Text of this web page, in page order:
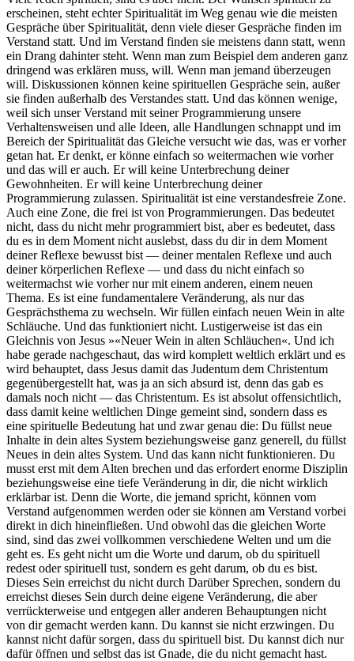
erscheinen, steht echter Spiritualität im Weg genau wie die meisten
Gespräche über Spiritualität, denn viele dieser Gespräche finden im
Verstand statt. Und im Verstand finden sie meistens dann statt, wenn
ein Drang dahinter steht. Wenn man zum Beispiel dem anderen ganz
dringend was erklären muss, will. Wenn man jemand überzeugen
will. Diskussionen können keine spirituellen Gespräche sein, außer
sie finden außerhalb des Verstandes statt. Und das können wenige,
weil sich unser Verstand mit seiner Programmierung unsere
Verhaltensweisen und alle Ideen, alle Handlungen schnappt und im
Bereich der Spiritualität das Gleiche versucht wie das, was er vorher
getan hat. Er denkt, er könne einfach so weitermachen wie vorher
und das will er auch. Er will keine Unterbrechung deiner
Gewohnheiten. Er will keine Unterbrechung deiner
Programmierung zulassen. Spiritualität ist eine verstandesfreie Zone.
Auch eine Zone, die frei ist von Programmierungen. Das bedeutet
nicht, dass du nicht mehr programmiert bist, aber es bedeutet, dass
du es in dem Moment nicht auslebst, dass du dir in dem Moment
deiner Reflexe bewusst bist — deiner mentalen Reflexe und auch
deiner körperlichen Reflexe — und dass du nicht einfach so
weitermachst wie vorher nur mit einem anderen, einem neuen
Thema. Es ist eine fundamentalere Veränderung, als nur das
Gesprächsthema zu wechseln. Wir füllen einfach neuen Wein in alte
Schläuche. Und das funktioniert nicht. Lustigerweise ist das ein
Gleichnis von Jesus »«Neuer Wein in alten Schläuchen«. Und ich
habe gerade nachgeschaut, das wird komplett weltlich erklärt und es
wird behauptet, dass Jesus damit das Judentum dem Christentum
gegenübergestellt hat, was ja an sich absurd ist, denn das gab es
damals noch nicht — das Christentum. Es ist absolut offensichtlich,
dass damit keine weltlichen Dinge gemeint sind, sondern dass es
eine spirituelle Bedeutung hat und zwar genau die: Du füllst neue
Inhalte in dein altes System beziehungsweise ganz generell, du füllst
Neues in dein altes System. Und das kann nicht funktionieren. Du
musst erst mit dem Alten brechen und das erfordert enorme Disziplin
beziehungsweise eine tiefe Veränderung in dir, die nicht wirklich
erklärbar ist. Denn die Worte, die jemand spricht, können vom
Verstand aufgenommen werden oder sie können am Verstand vorbei
direkt in dich hineinfließen. Und obwohl das die gleichen Worte
sind, sind das zwei vollkommen verschiedene Welten und um die
geht es. Es geht nicht um die Worte und darum, ob du spirituell
redest oder spirituell tust, sondern es geht darum, ob du es bist.
Dieses Sein erreichst du nicht durch Darüber Sprechen, sondern du
erreichst dieses Sein durch deine eigene Veränderung, die aber
verrückterweise und entgegen aller anderen Behauptungen nicht
von dir gemacht werden kann. Du kannst sie nicht erzwingen. Du
kannst nicht dafür sorgen, dass du spirituell bist. Du kannst dich nur
dafür öffnen und selbst das ist Gnade, die du nicht gemacht hast.